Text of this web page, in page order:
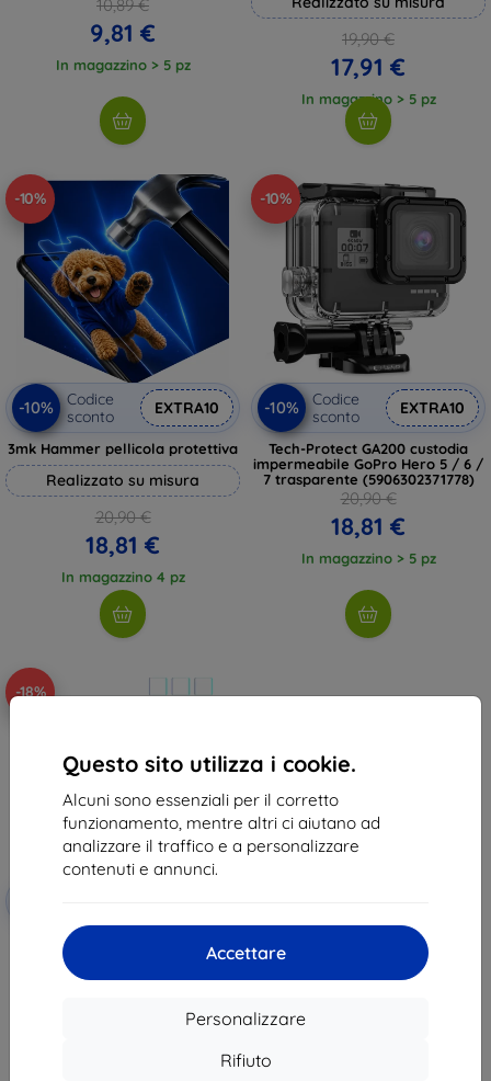
Questo sito utilizza i cookie.
Alcuni sono essenziali per il corretto
funzionamento, mentre altri ci aiutano ad
analizzare il traffico e a personalizzare
contenuti e annunci.
Accettare
Personalizzare
Rifiuto
10,89 €
9,81 €
In magazzino > 5 pz
19,90 €
17,91 €
In magazzino > 5 pz
-10%
-10%
Codice
sconto
EXTRA10
3mk Hammer pellicola protettiva
Realizzato su misura
20,90 €
18,81 €
In magazzino 4 pz
-10%
-10%
Codice
sconto
EXTRA10
Tech-Protect GA200 custodia
impermeabile GoPro Hero 5 / 6 /
7 trasparente (5906302371778)
20,90 €
18,81 €
In magazzino > 5 pz
-18%
3MK FlexibleGlass Lens GoPro
HERO 5/6/7 vetro ibrido per lo
schermo della fotocamera, 4 pz